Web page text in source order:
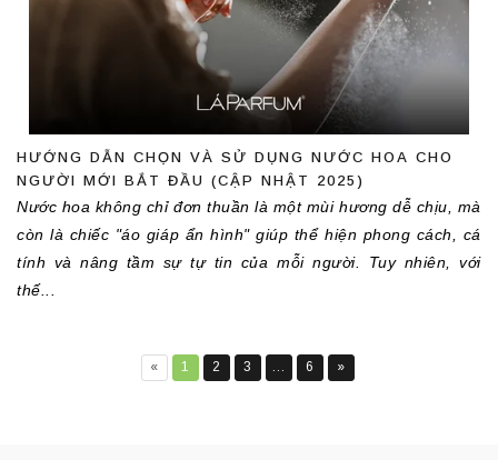
HƯỚNG DẪN CHỌN VÀ SỬ DỤNG NƯỚC HOA CHO
NGƯỜI MỚI BẮT ĐẦU (CẬP NHẬT 2025)
Nước hoa không chỉ đơn thuần là một mùi hương dễ chịu, mà
còn là chiếc "áo giáp ẩn hình" giúp thể hiện phong cách, cá
tính và nâng tầm sự tự tin của mỗi người. Tuy nhiên, với
« 1 2 3 … 6 »